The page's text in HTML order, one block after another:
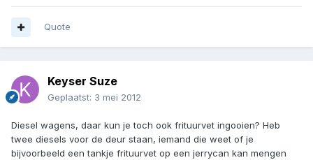
Quote
Keyser Suze
Geplaatst: 3 mei 2012
Diesel wagens, daar kun je toch ook frituurvet ingooien? Heb
twee diesels voor de deur staan, iemand die weet of je
bijvoorbeeld een tankje frituurvet op een jerrycan kan mengen